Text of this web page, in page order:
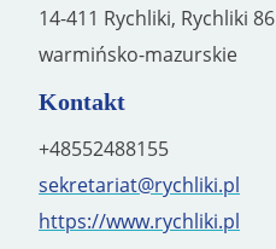
14-411 Rychliki, Rychliki 86
warmińsko-mazurskie
Kontakt
+48552488155
sekretariat@rychliki.pl
https://www.rychliki.pl